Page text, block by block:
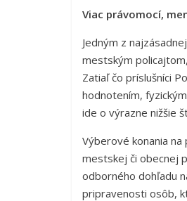
Viac právomocí,
Jedným z
mestským
Zatiaľ čo príslušníci
hodnotením,
ide o výrazne nižšie
Výberové konania na
mestskej či obecnej
odborného dohľadu
pripravenosti osôb,